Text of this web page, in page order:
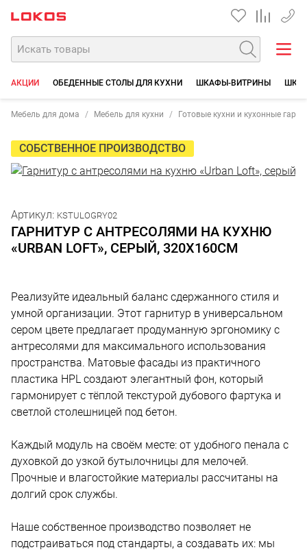
+7
АКЦИИ ОБЕДЕННЫЕ СТОЛЫ ДЛЯ КУХНИ ШКАФЫ-ВИТРИНЫ
Мебель для дома Мебель для кухни Готовые кухни и кухонные
СОБСТВЕННОЕ ПРОИЗВОДСТВО
Артикул: KSTULOGRY02
ГАРНИТУР С АНТРЕСОЛЯМИ НА КУХНЮ
«URBAN LOFT», СЕРЫЙ, 320Х160СМ
Реализуйте идеальный баланс сдержанного стиля и
умной организации. Этот гарнитур в универсальном
сером цвете предлагает продуманную эргономику с
антресолями для максимального использования
пространства. Матовые фасады из практичного
пластика HPL создают элегантный фон, который
гармонирует с тёплой текстурой дубового фартука и
светлой столешницей под бетон.
Каждый модуль на своём месте: от удобного пенала с
духовкой до узкой бутылочницы для мелочей.
Прочные и влагостойкие материалы рассчитаны на
долгий срок службы.
Наше собственное производство позволяет не
подстраиваться под стандарты, а создавать их: мы